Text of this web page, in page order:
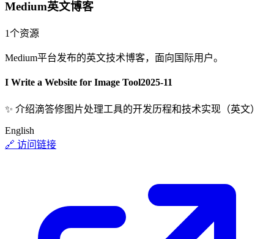
Medium英文博客
1个资源
Medium平台发布的英文技术博客，面向国际用户。
I Write a Website for Image Tool2025-11
✨ 介绍滴答修图片处理工具的开发历程和技术实现（英文）
English
🔗 访问链接